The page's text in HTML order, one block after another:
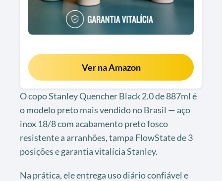
Ver na Amazon
O copo Stanley Quencher Black 2.0 de 887ml é
o modelo preto mais vendido no Brasil — aço
inox 18/8 com acabamento preto fosco
resistente a arranhões, tampa FlowState de 3
posições e garantia vitalícia Stanley.
Na prática, ele entrega uso diário confiável e